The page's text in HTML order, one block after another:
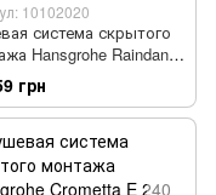
10102020
система скрытого
Hansgrohe Raindance
Metropol хром 10102020
грн